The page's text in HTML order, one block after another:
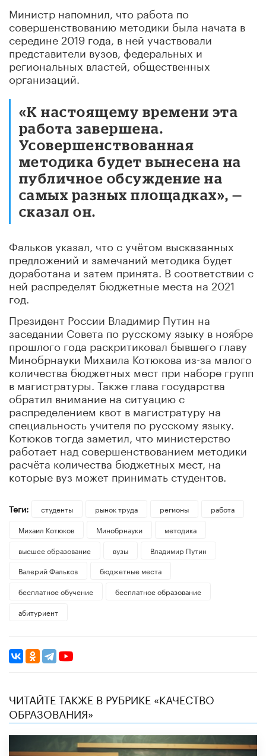
Министр напомнил, что работа по
совершенствованию методики была начата в
середине 2019 года, в ней участвовали
представители вузов, федеральных и
региональных властей, общественных
организаций.
«К настоящему времени эта
работа завершена.
Усовершенствованная
методика будет вынесена на
публичное обсуждение на
самых разных площадках», —
сказал он.
Фальков указал, что с учётом высказанных
предложений и замечаний методика будет
доработана и затем принята. В соответствии с
ней распределят бюджетные места на 2021
год.
Президент России Владимир Путин на
заседании Совета по русскому языку в ноябре
прошлого года раскритиковал бывшего главу
Минобрнауки Михаила Котюкова из-за малого
количества бюджетных мест при наборе групп
в магистратуры. Также глава государства
обратил внимание на ситуацию с
распределением квот в магистратуру на
специальность учителя по русскому языку.
Котюков тогда заметил, что министерство
работает над совершенствованием методики
расчёта количества бюджетных мест, на
которые вуз может принимать студентов.
Теги: студенты рынок труда регионы
работа
Михаил Котюков
Минобрнауки
методика
высшее образование
вузы
Владимир Путин
Валерий Фальков
бюджетные места
бесплатное обучение
бесплатное образование
абитуриент
ЧИТАЙТЕ ТАКЖЕ В РУБРИКЕ «КАЧЕСТВО
ОБРАЗОВАНИЯ»